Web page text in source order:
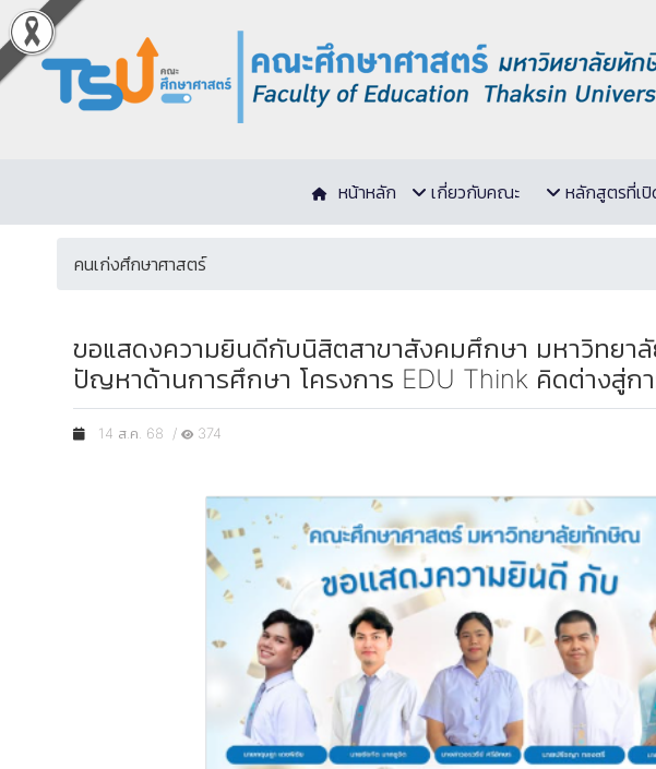
หน้าหลัก เกี่ยวกับคณะ หลักสูตรที่เ
คนเก่งศึกษาศาสตร์
ขอแสดงความยินดีกับนิสิตสาขาสังคมศึกษา มหาวิทยา
ปัญหาด้านการศึกษา โครงการ EDU Think คิดต่างสู่ก
14 ส.ค. 68 / 374